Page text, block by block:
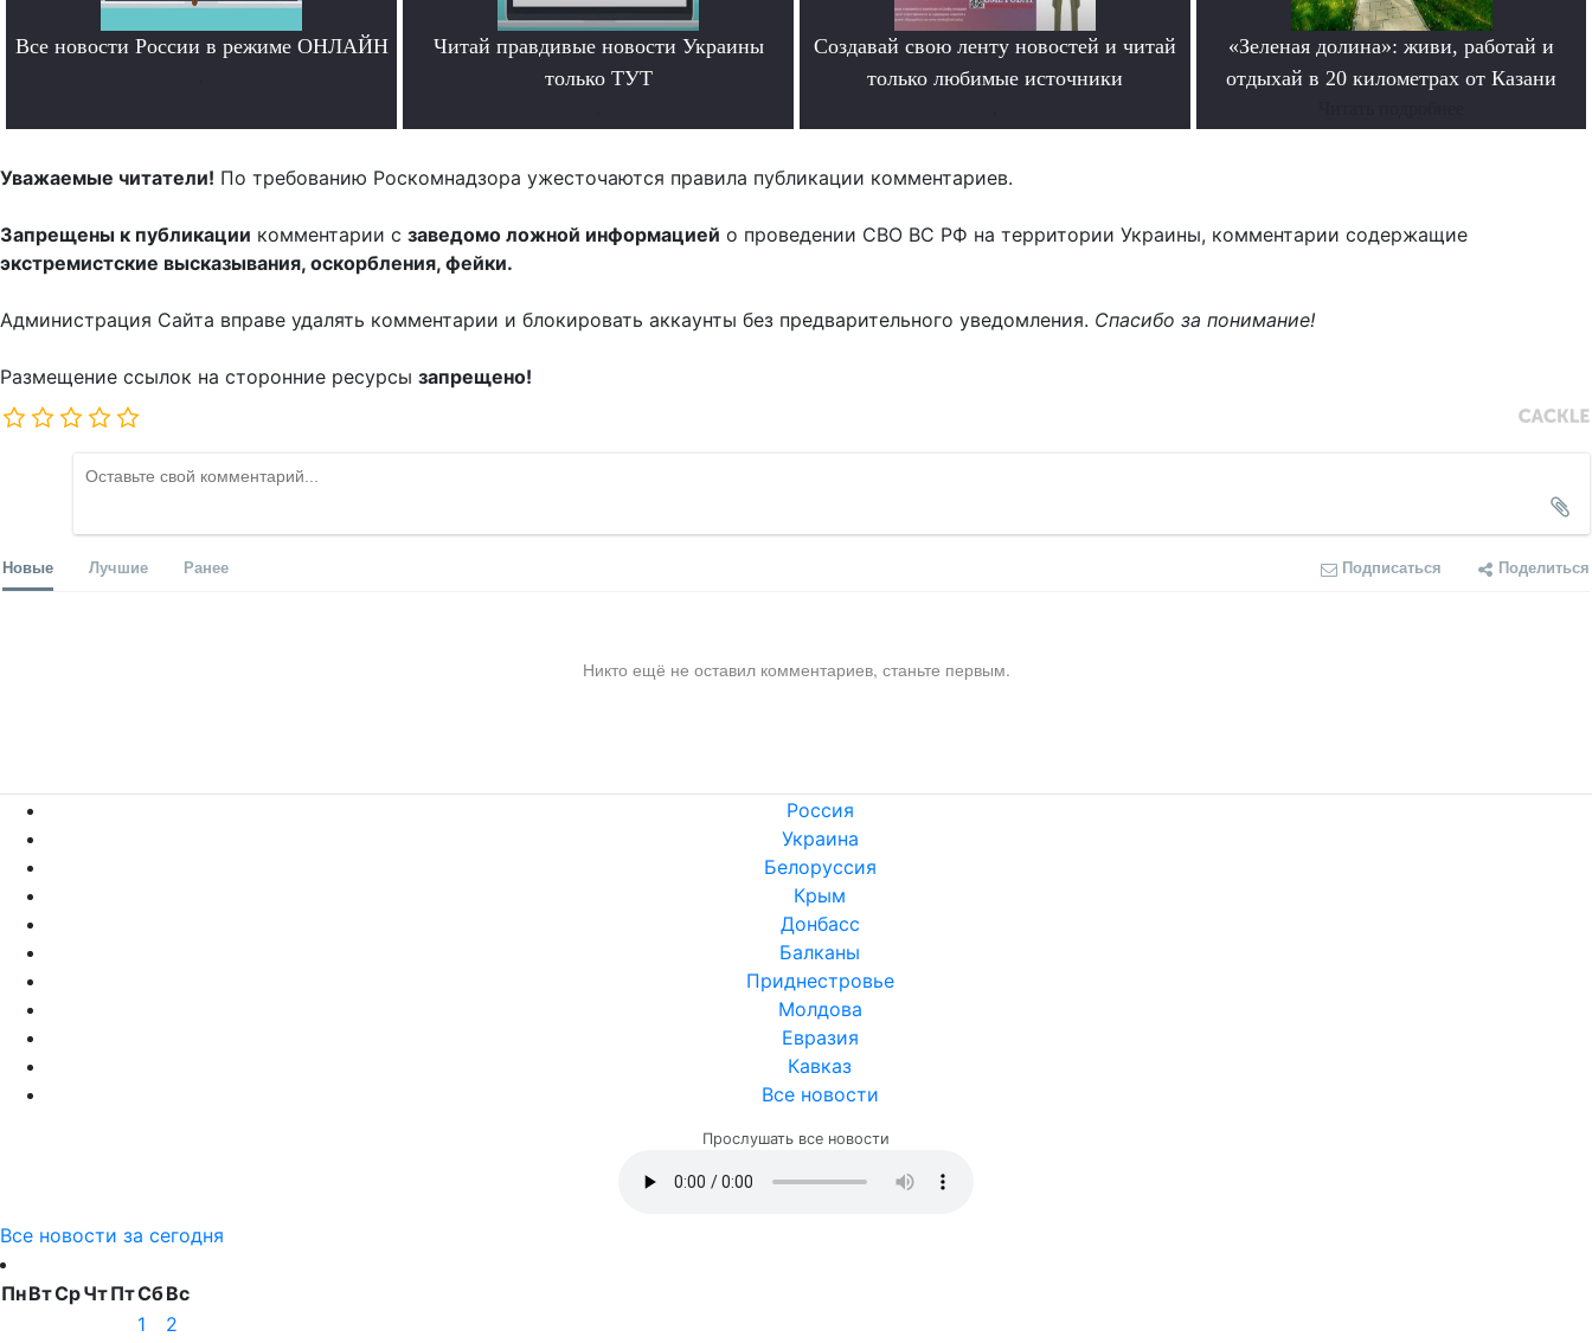
Все новости России в режиме ОНЛАЙН
Читай правдивые новости Украины
только ТУТ
Создавай свою ленту новостей и читай
только любимые источники
«Зеленая долина»: живи, работай и
отдыхай в 20 километрах от Казани
Уважаемые читатели! По требованию Роскомнадзора ужесточаются правила публикации комментариев.
Запрещены к публикации комментарии с заведомо ложной информацией о проведении СВО ВС РФ на территории Украины, комментарии содержащие
экстремистские высказывания, оскорбления, фейки.
Администрация Сайта вправе удалять комментарии и блокировать аккаунты без предварительного уведомления. Спасибо за понимание!
Размещение ссылок на сторонние ресурсы запрещено!
Новые Лучшие Ранее Подписаться Поделиться
Никто ещё не оставил комментариев, станьте первым.
Россия
Украина
Белоруссия
Крым
Донбасс
Балканы
Приднестровье
Молдова
Евразия
Кавказ
Все новости
Прослушать все новости
Все новости за сегодня
ПнВтСрЧтПтСбВс
1
2